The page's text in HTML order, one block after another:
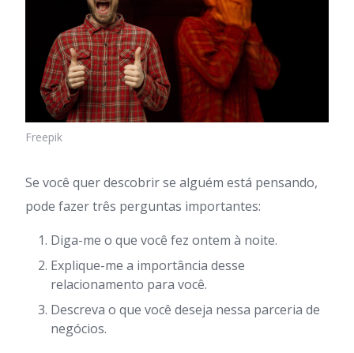
Freepik
Se você quer descobrir se alguém está pensando,
pode fazer três perguntas importantes:
Diga-me o que você fez ontem à noite.
Explique-me a importância desse
relacionamento para você.
Descreva o que você deseja nessa parceria de
negócios.